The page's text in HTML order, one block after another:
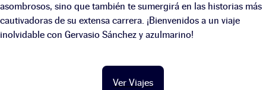
asombrosos, sino que también te sumergirá en las historias más
cautivadoras de su extensa carrera. ¡Bienvenidos a un viaje
inolvidable con Gervasio Sánchez y azulmarino!
Ver Viajes